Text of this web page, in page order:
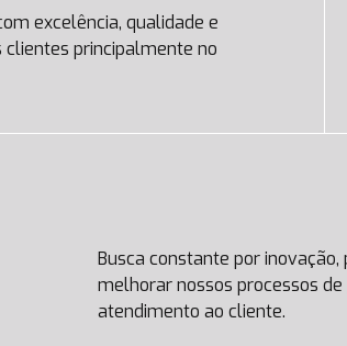
excelência, qualidade e
principalmente no
Busca constante por inovação,
melhorar nossos processos
atendimento ao cliente.